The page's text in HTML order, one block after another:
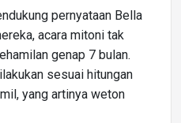
pernyataan Bella
acara mitoni tak
genap 7 bulan.
sesuai hitungan
yang artinya weton